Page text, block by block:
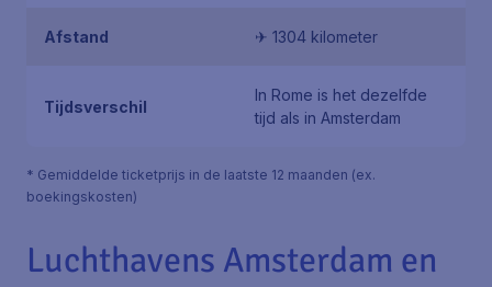
Afstand ✈ 1304 kilometer
Tijdsverschil
In Rome is het dezelfde
tijd als in Amsterdam
* Gemiddelde ticketprijs in de laatste 12 maanden (ex.
boekingskosten)
Luchthavens Amsterdam en